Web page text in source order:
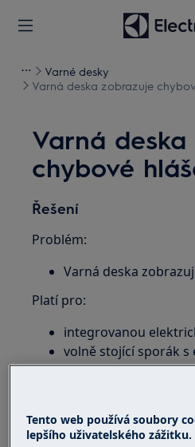
Varné desky
Varná deska zobrazuje
Varná
chybové
Řešení
Problém:
Varná deska
Platí pro:
integrovanou
volně stojící sporák
deskou
integrovanou
deskou
Tento web používá soubory
lepšího uživatelského zážitku.